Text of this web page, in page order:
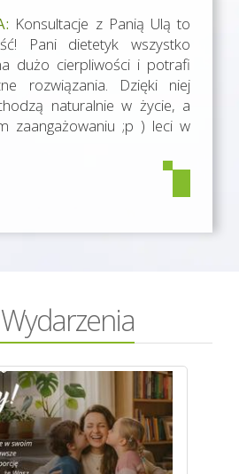
Konsultacje z Panią Ulą to
Pani dietetyk wszystko
dużo cierpliwości i potrafi
rozwiązania. Dzięki niej
naturalnie w życie, a
zaangażowaniu ;p ) leci w